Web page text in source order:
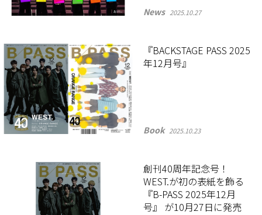
News 2025.10.27
『BACKSTAGE PASS 2025
年12月号』
Book 2025.10.23
創刊40周年記念号！
WEST.が初の表紙を飾る
『B-PASS 2025年12月
号』 が10月27日に発売